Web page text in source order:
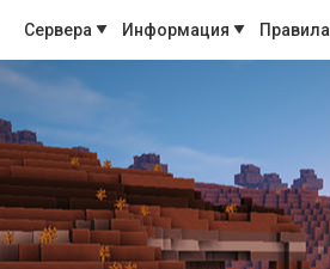
Сервера Информация Правила